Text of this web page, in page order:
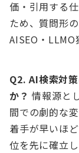
価・引用する
ため、質問形
AISEO・LLMO
Q2. AI検索対
か？ 情報源と
間での劇的な
着手が早いほ
位を先に確立